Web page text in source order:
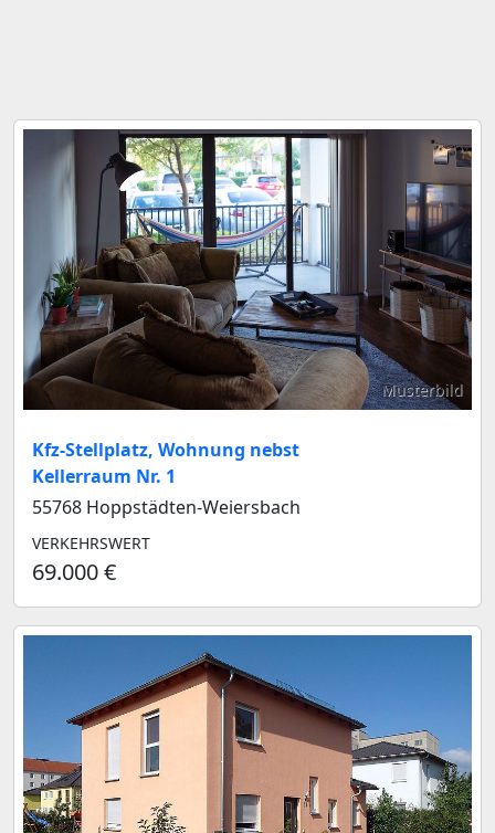
Musterbild
Kfz-Stellplatz, Wohnung nebst
Kellerraum Nr. 1
55768 Hoppstädten-Weiersbach
VERKEHRSWERT
69.000 €